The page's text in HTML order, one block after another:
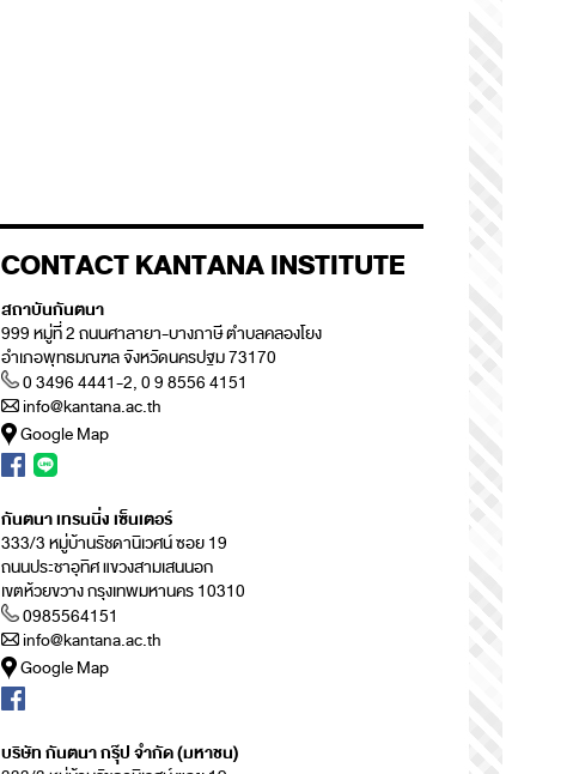
CONTACT KANTANA INSTITUTE
สถาบันกันตนา
999 หมู่ที่ 2 ถนนศาลายา-บางภาษี ตำบลคลองโยง
อำเภอพุทธมณฑล จังหวัดนครปฐม 73170
0 3496 4441-2, 0 9 8556 4151
info@kantana.ac.th
Google Map
กันตนา เทรนนิ่ง เซ็นเตอร์
333/3 หมู่บ้านรัชดานิเวศน์ ซอย 19
ถนนประชาอุทิศ แขวงสามเสนนอก
เขตห้วยขวาง กรุงเทพมหานคร 10310
0985564151
info@kantana.ac.th
Google Map
บริษัท กันตนา กรุ๊ป จำกัด (มหาชน)